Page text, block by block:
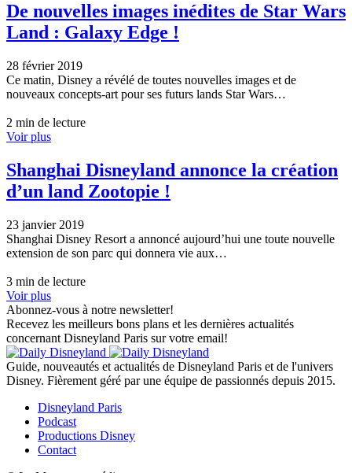
De nouvelles images inédites de Star Wars
Land : Galaxy Edge !
28 février 2019
Ce matin, Disney a révélé de toutes nouvelles images et de
nouveaux concepts-art pour ses futurs lands Star Wars…
2 min de lecture
Voir plus
Shanghai Disneyland annonce la création
d’un land Zootopie !
23 janvier 2019
Shanghai Disney Resort a annoncé aujourd’hui une toute nouvelle
extension de son parc qui donnera vie aux…
3 min de lecture
Voir plus
Abonnez-vous à notre newsletter!
Recevez les meilleurs bons plans et les dernières actualités
concernant Disneyland Paris sur votre email!
Guide, nouveautés et actualités de Disneyland Paris et de l'univers
Disney. Fièrement géré par une équipe de passionnés depuis 2015.
Disneyland Paris
Podcast
Productions Disney
Contact